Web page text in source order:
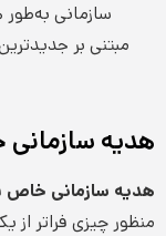
سازمانی
مبتنی بر
هدیه سازمانی
هدیه سازمانی خاص
منظور چیزی فراتر